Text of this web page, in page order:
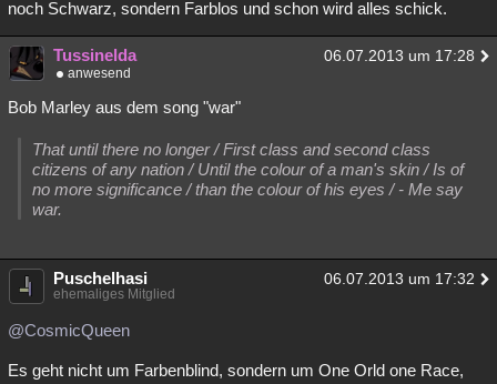
noch Schwarz, sondern Farblos und schon wird alles schick.
Tussinelda 06.07.2013 um 17:28
anwesend
Bob Marley aus dem song "war"
That until there no longer / First class and second class
citizens of any nation / Until the colour of a man's skin / Is of
no more significance / than the colour of his eyes / - Me say
war.
Puschelhasi 06.07.2013 um 17:32
ehemaliges Mitglied
@CosmicQueen
Es geht nicht um Farbenblind, sondern um One Orld one Race,